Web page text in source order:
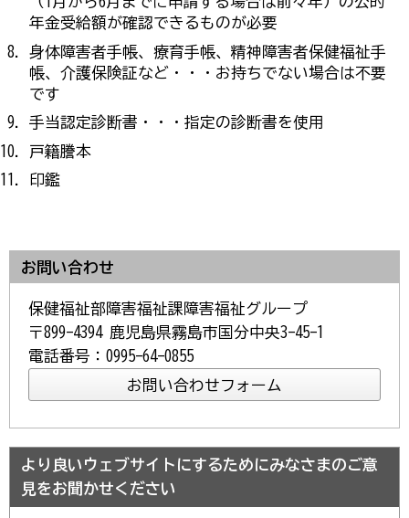
年金受給額が確認できるものが必要
身体障害者手帳、療育手帳、精神障害者保健福祉手
帳、介護保険証など・・・お持ちでない場合は不要
です
手当認定診断書・・・指定の診断書を使用
戸籍謄本
印鑑
お問い合わせ
保健福祉部障害福祉課障害福祉グループ
〒899-4394 鹿児島県霧島市国分中央3-45-1
電話番号：0995-64-0855
より良いウェブサイトにするためにみなさまのご意
見をお聞かせください